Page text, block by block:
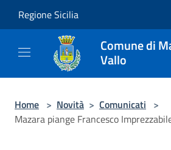
Regione Sicilia
Comune di
Vallo
Home > Novità > Comunicati >
Mazara piange Francesco